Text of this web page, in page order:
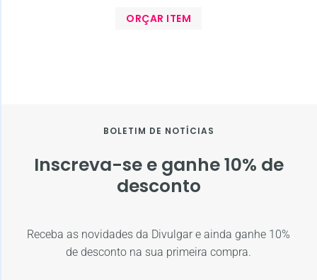
ORÇAR ITEM
BOLETIM DE NOTÍCIAS
Inscreva-se e ganhe 10% de
desconto
Receba as novidades da Divulgar e ainda ganhe 10%
de desconto na sua primeira compra.